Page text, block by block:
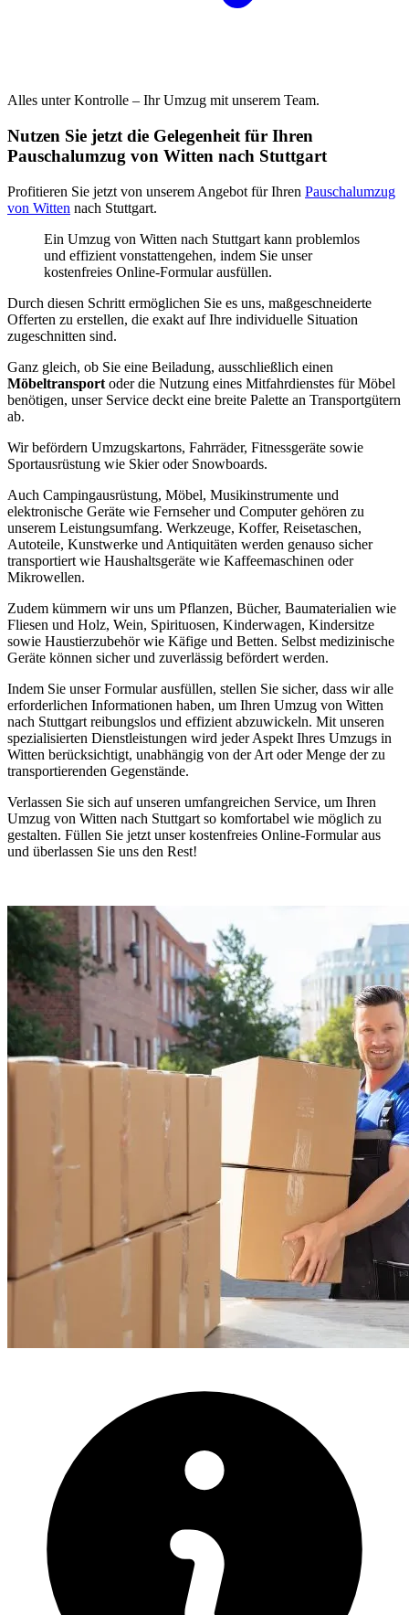
Alles unter Kontrolle – Ihr Umzug mit unserem Team.
Nutzen Sie jetzt die Gelegenheit für Ihren
Pauschalumzug von Witten nach Stuttgart
Profitieren Sie jetzt von unserem Angebot für Ihren Pauschalumzug
von Witten nach Stuttgart.
Ein Umzug von Witten nach Stuttgart kann problemlos
und effizient vonstattengehen, indem Sie unser
kostenfreies Online-Formular ausfüllen.
Durch diesen Schritt ermöglichen Sie es uns, maßgeschneiderte
Offerten zu erstellen, die exakt auf Ihre individuelle Situation
zugeschnitten sind.
Ganz gleich, ob Sie eine Beiladung, ausschließlich einen
Möbeltransport oder die Nutzung eines Mitfahrdienstes für Möbel
benötigen, unser Service deckt eine breite Palette an Transportgütern
ab.
Wir befördern Umzugskartons, Fahrräder, Fitnessgeräte sowie
Sportausrüstung wie Skier oder Snowboards.
Auch Campingausrüstung, Möbel, Musikinstrumente und
elektronische Geräte wie Fernseher und Computer gehören zu
unserem Leistungsumfang. Werkzeuge, Koffer, Reisetaschen,
Autoteile, Kunstwerke und Antiquitäten werden genauso sicher
transportiert wie Haushaltsgeräte wie Kaffeemaschinen oder
Mikrowellen.
Zudem kümmern wir uns um Pflanzen, Bücher, Baumaterialien wie
Fliesen und Holz, Wein, Spirituosen, Kinderwagen, Kindersitze
sowie Haustierzubehör wie Käfige und Betten. Selbst medizinische
Geräte können sicher und zuverlässig befördert werden.
Indem Sie unser Formular ausfüllen, stellen Sie sicher, dass wir alle
erforderlichen Informationen haben, um Ihren Umzug von Witten
nach Stuttgart reibungslos und effizient abzuwickeln. Mit unseren
spezialisierten Dienstleistungen wird jeder Aspekt Ihres Umzugs in
Witten berücksichtigt, unabhängig von der Art oder Menge der zu
transportierenden Gegenstände.
Verlassen Sie sich auf unseren umfangreichen Service, um Ihren
Umzug von Witten nach Stuttgart so komfortabel wie möglich zu
gestalten. Füllen Sie jetzt unser kostenfreies Online-Formular aus
und überlassen Sie uns den Rest!